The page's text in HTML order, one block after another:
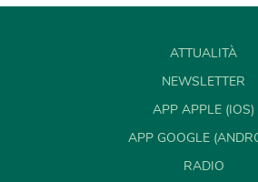
ATTUALITÀ
NEWSLETTER
APP APPLE (IOS)
APP GOOGLE
RADIO